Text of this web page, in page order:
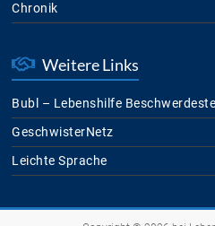
Chronik
Weitere Links
Bubl – Lebenshilfe
GeschwisterNetz
Leichte Sprache